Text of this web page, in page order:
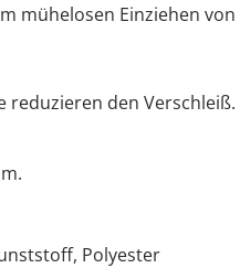
mühelosen Einziehen von
reduzieren den Verschleiß.
Polyester